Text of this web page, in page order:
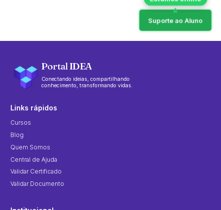
Suporte ao Aluno
Portal IDEA
Conectando ideias, compartilhando
conhecimento, transformando vidas.
Links rápidos
Cursos
Blog
Quem Somos
Central de Ajuda
Validar Certificado
Validar Documento